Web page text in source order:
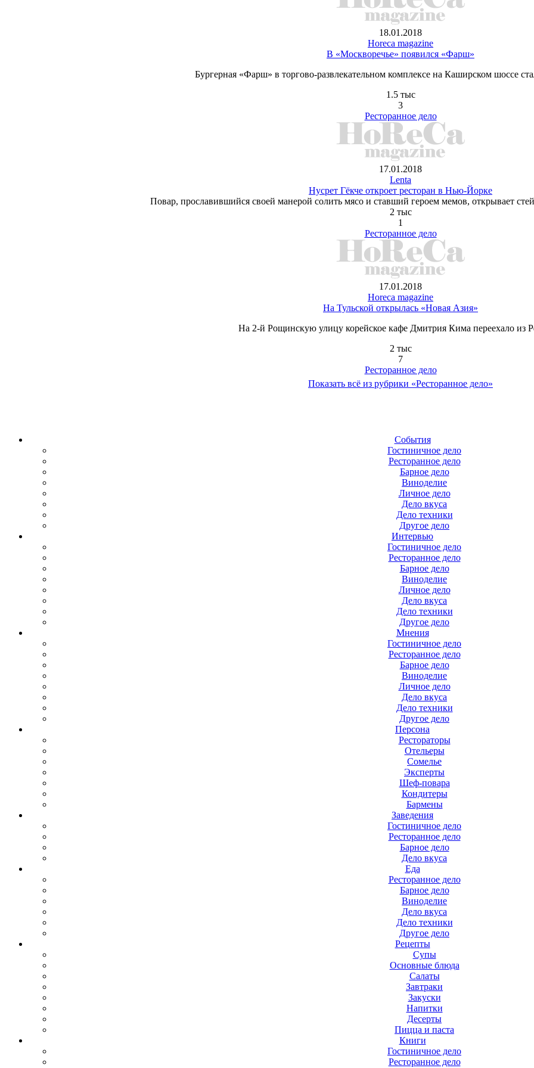
18.01.2018
Horeca magazine
В «Москворечье» появился «Фарш»
Бургерная «Фарш» в торгово-развлекательном комплексе на Каширском шоссе
1.5 тыс
3
Ресторанное дело
17.01.2018
Lenta
Нусрет Гёкче откроет ресторан в Нью-Йорке
Повар, прославившийся своей манерой солить мясо и ставший героем мемов, открывает
2 тыс
1
Ресторанное дело
17.01.2018
Horeca magazine
На Тульской открылась «Новая Азия»
На 2-й Рощинскую улицу корейское кафе Дмитрия Кима переехало из
2 тыс
7
Ресторанное дело
Показать всё из рубрики «Ресторанное дело»
События
Гостиничное дело
Ресторанное дело
Барное дело
Виноделие
Личное дело
Дело вкуса
Дело техники
Другое дело
Интервью
Гостиничное дело
Ресторанное дело
Барное дело
Виноделие
Личное дело
Дело вкуса
Дело техники
Другое дело
Мнения
Гостиничное дело
Ресторанное дело
Барное дело
Виноделие
Личное дело
Дело вкуса
Дело техники
Другое дело
Персона
Рестораторы
Отельеры
Сомелье
Эксперты
Шеф-повара
Кондитеры
Бармены
Заведения
Гостиничное дело
Ресторанное дело
Барное дело
Дело вкуса
Еда
Ресторанное дело
Барное дело
Виноделие
Дело вкуса
Дело техники
Другое дело
Рецепты
Супы
Основные блюда
Салаты
Завтраки
Закуски
Напитки
Десерты
Пицца и паста
Книги
Гостиничное дело
Ресторанное дело